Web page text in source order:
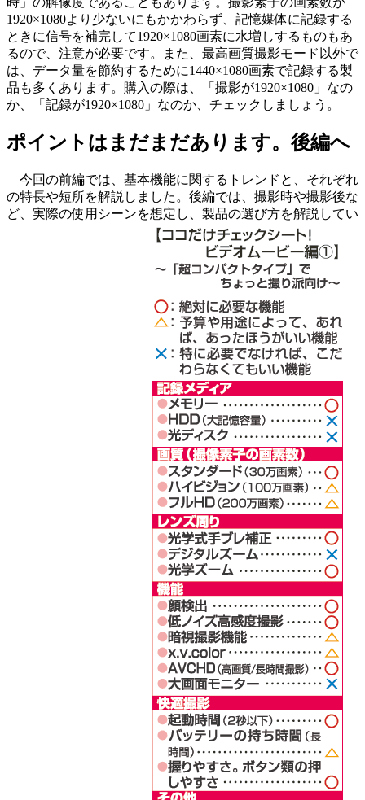
1920×1080より少ないにもかかわらず、記憶媒体に記録する
ときに信号を補完して1920×1080画素に水増しするものもあ
るので、注意が必要です。また、最高画質撮影モード以外で
は、データ量を節約するために1440×1080画素で記録する製
品も多くあります。購入の際は、「撮影が1920×1080」なの
か、「記録が1920×1080」なのか、チェックしましょう。
ポイントはまだまだあります。後編へ
今回の前編では、基本機能に関するトレンドと、それぞれ
の特長や短所を解説しました。後編では、撮影時や撮影後な
ど、実際の使用シーンを想定し、製品の選び方を解説してい